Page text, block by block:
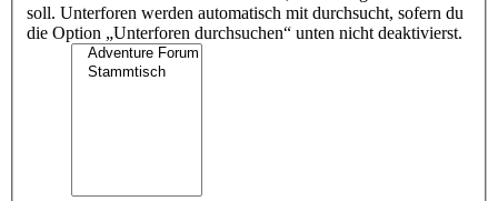
soll. Unterforen werden automatisch mit durchsucht, sofern du
die Option „Unterforen durchsuchen“ unten nicht deaktivierst.